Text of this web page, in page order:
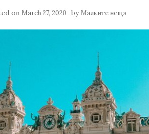
on March 27, 2020 by Малките неща